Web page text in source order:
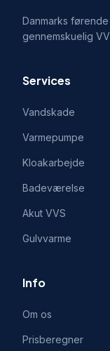
Danmarks
gennemskuelig
Services
Vandskade
Varmepumpe
Kloakarbejde
Badeværelse
Akut VVS
Gulvvarme
Info
Om os
Prisberegner